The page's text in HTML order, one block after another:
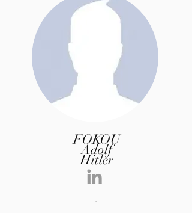
FOKOU
Adolf
Hitler
.